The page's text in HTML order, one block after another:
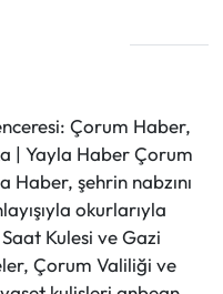
Çorum Haber,
| Yayla Haber Çorum
Haber, şehrin nabzını
okurlarıyla
Kulesi ve Gazi
Çorum Valiliği ve